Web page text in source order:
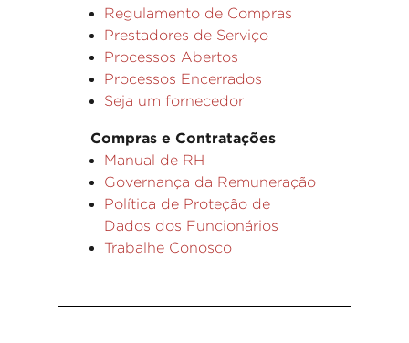
Regulamento de Compras
Prestadores de Serviço
Processos Abertos
Processos Encerrados
Seja um fornecedor
Compras e Contratações
Manual de RH
Governança da Remuneração
Política de Proteção de
Dados dos Funcionários
Trabalhe Conosco